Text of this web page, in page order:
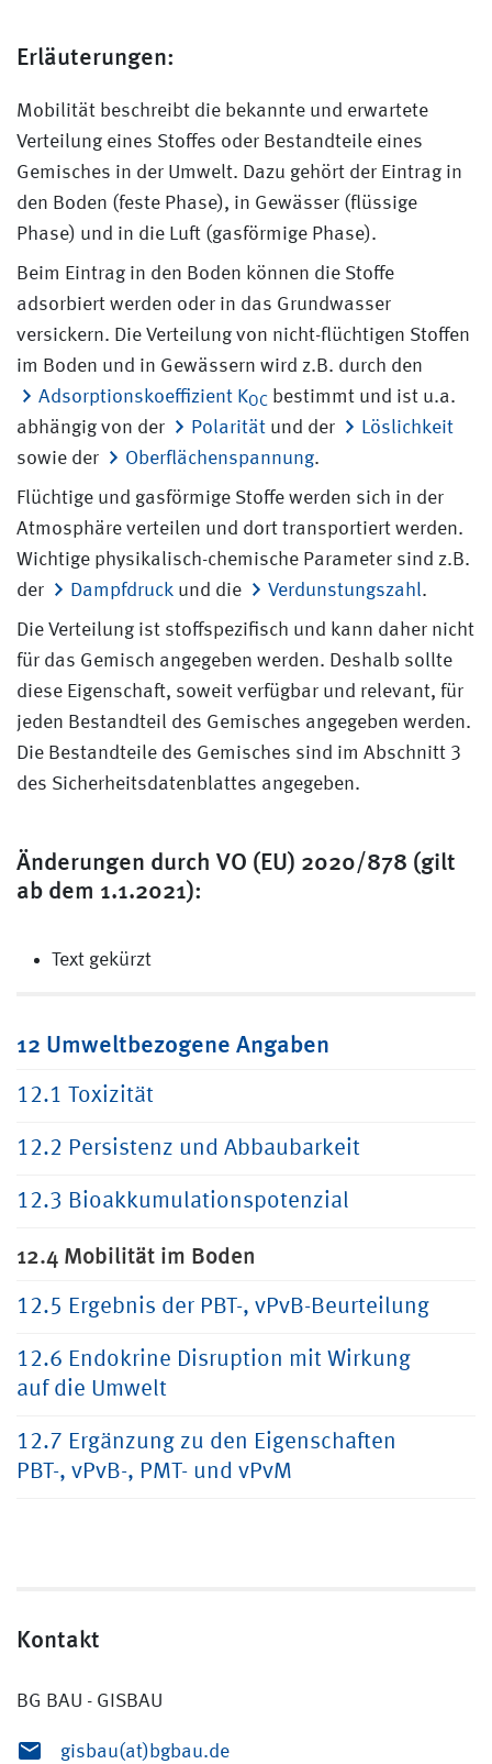
Erläuterungen:
Mobilität beschreibt die bekannte und erwartete
Verteilung eines Stoffes oder Bestandteile eines
Gemisches in der Umwelt. Dazu gehört der Eintrag in
den Boden (feste Phase), in Gewässer (flüssige
Phase) und in die Luft (gasförmige Phase).
Beim Eintrag in den Boden können die Stoffe
adsorbiert werden oder in das Grundwasser
versickern. Die Verteilung von nicht-flüchtigen Stoffen
im Boden und in Gewässern wird z.B. durch den
Adsorptionskoeffizient KOC bestimmt und ist u.a.
abhängig von der
Polarität und der
Löslichkeit
sowie der
Oberflächenspannung.
Flüchtige und gasförmige Stoffe werden sich in der
Atmosphäre verteilen und dort transportiert werden.
Wichtige physikalisch-chemische Parameter sind z.B.
der
Dampfdruck und die Verdunstungszahl.
Die Verteilung ist stoffspezifisch und kann daher nicht
für das Gemisch angegeben werden. Deshalb sollte
diese Eigenschaft, soweit verfügbar und relevant, für
jeden Bestandteil des Gemisches angegeben werden.
Die Bestandteile des Gemisches sind im Abschnitt 3
des Sicherheitsdatenblattes angegeben.
Änderungen durch VO (EU) 2020/878 (gilt
ab dem 1.1.2021):
Text gekürzt
12 Umweltbezogene Angaben
12.1 Toxizität
12.2 Persistenz und Abbaubarkeit
12.3 Bioakkumulationspotenzial
12.4 Mobilität im Boden
12.5 Ergebnis der PBT-, vPvB-Beurteilung
12.6 Endokrine Disruption mit Wirkung
auf die Umwelt
12.7 Ergänzung zu den Eigenschaften
PBT-, vPvB-, PMT- und vPvM
Kontakt
BG BAU - GISBAU
gisbau(at)bgbau.de